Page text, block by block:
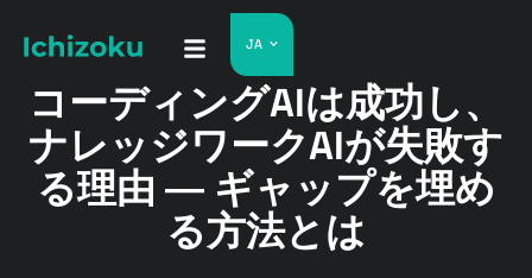
JA
コーディングAIは成功し、
ナレッジワークAIが失敗す
る理由 ― ギャップを埋め
る方法とは